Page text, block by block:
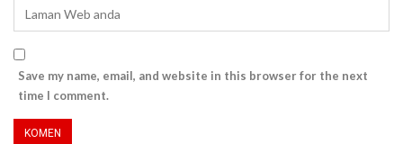
Save my name, email, and website in this browser for the next
time I comment.